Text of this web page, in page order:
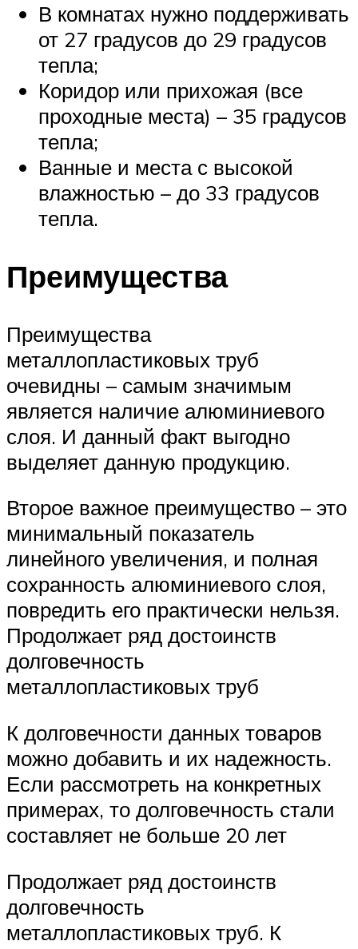
В комнатах нужно поддерживать
от 27 градусов до 29 градусов
тепла;
Коридор или прихожая (все
проходные места) – 35 градусов
тепла;
Ванные и места с высокой
влажностью – до 33 градусов
тепла.
Преимущества
Преимущества
металлопластиковых труб
очевидны – самым значимым
является наличие алюминиевого
слоя. И данный факт выгодно
выделяет данную продукцию.
Второе важное преимущество – это
минимальный показатель
линейного увеличения, и полная
сохранность алюминиевого слоя,
повредить его практически нельзя.
Продолжает ряд достоинств
долговечность
металлопластиковых труб
К долговечности данных товаров
можно добавить и их надежность.
Если рассмотреть на конкретных
примерах, то долговечность стали
составляет не больше 20 лет
Продолжает ряд достоинств
долговечность
металлопластиковых труб. К